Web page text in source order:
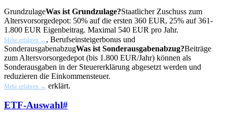
GrundzulageWas ist Grundzulage?Staatlicher Zuschuss zum
Altersvorsorgedepot: 50% auf die ersten 360 EUR, 25% auf 361-
1.800 EUR Eigenbeitrag. Maximal 540 EUR pro Jahr.
Mehr erfahren → , Berufseinsteigerbonus und
SonderausgabenabzugWas ist Sonderausgabenabzug?Beiträge
zum Altersvorsorgedepot (bis 1.800 EUR/Jahr) können als
Sonderausgaben in der Steuererklärung abgesetzt werden und
reduzieren die Einkommensteuer.
Mehr erfahren → erklärt.
ETF-Auswahl#